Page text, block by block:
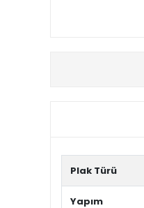
Plak Türü
Yapım